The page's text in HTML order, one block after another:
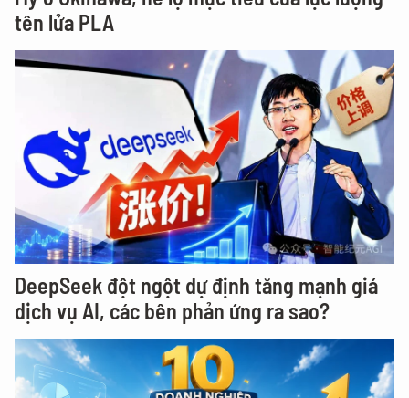
tên lửa PLA
DeepSeek đột ngột dự định tăng mạnh giá
dịch vụ AI, các bên phản ứng ra sao?